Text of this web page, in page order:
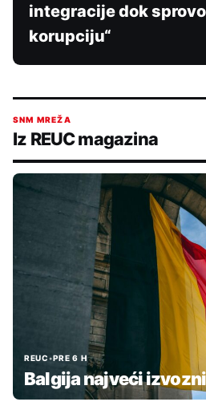
integracije dok
korupciju“
SNM MREŽA
Iz REUC magazina
REUC•PRE 6 H
Balgija najveći